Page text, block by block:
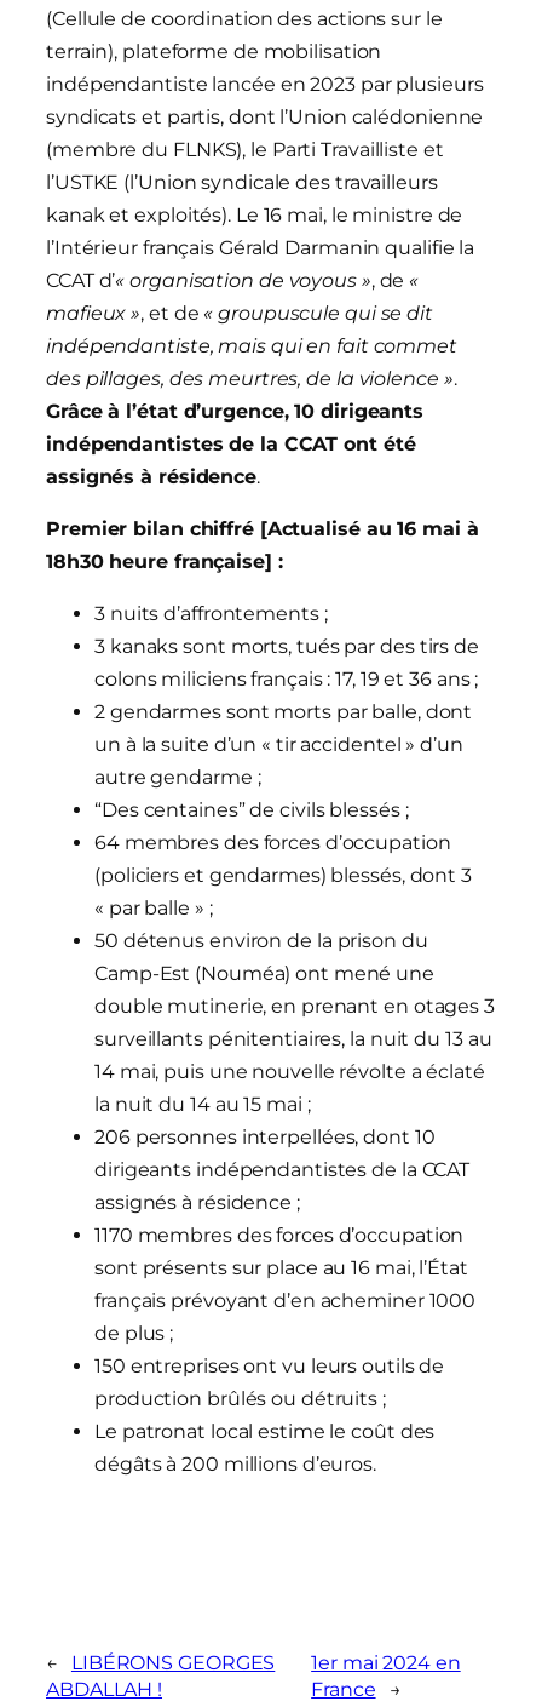
(Cellule de coordination des actions sur le
terrain), plateforme de mobilisation
indépendantiste lancée en 2023 par plusieurs
syndicats et partis, dont l’Union calédonienne
(membre du FLNKS), le Parti Travailliste et
l’USTKE (l’Union syndicale des travailleurs
kanak et exploités). Le 16 mai, le ministre de
l’Intérieur français Gérald Darmanin qualifie la
CCAT d’« organisation de voyous », de «
mafieux », et de « groupuscule qui se dit
indépendantiste, mais qui en fait commet
des pillages, des meurtres, de la violence ».
Grâce à l’état d’urgence, 10 dirigeants
indépendantistes de la CCAT ont été
assignés à résidence.
Premier bilan chiffré [Actualisé au 16 mai à
18h30 heure française] :
3 nuits d’affrontements ;
3 kanaks sont morts, tués par des tirs de
colons miliciens français : 17, 19 et 36 ans ;
2 gendarmes sont morts par balle, dont
un à la suite d’un « tir accidentel » d’un
autre gendarme ;
“Des centaines”de civils blessés ;
64 membres des forces d’occupation
(policiers et gendarmes) blessés, dont 3
« par balle » ;
50 détenus environde la prison du
Camp-Est (Nouméa) ont mené une
double mutinerie, en prenant en otages 3
surveillants pénitentiaires, la nuit du 13 au
14 mai, puis une nouvelle révolte a éclaté
la nuit du 14 au 15 mai ;
206 personnesinterpellées, dont 10
dirigeants indépendantistes de la CCAT
assignés à résidence ;
1170 membres des forces d’occupation
sont présents sur place au 16 mai, l’État
français prévoyant d’en acheminer 1000
de plus ;
150 entreprisesont vu leurs outils de
production brûlés ou détruits ;
Le patronat local estime le coût des
dégâts à 200 millions d’euros.
←
LIBÉRONS GEORGES
ABDALLAH !
1er mai 2024 en
France
→